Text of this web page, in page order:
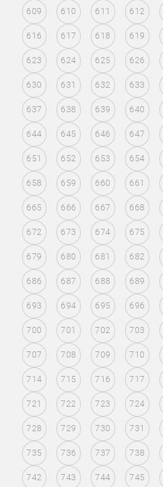
609 610 611 612
616 617 618 619
623 624 625 626
630 631 632 633
637 638 639 640
644 645 646 647
651 652 653 654
658 659 660 661
665 666 667 668
672 673 674 675
679 680 681 682
686 687 688 689
693 694 695 696
700 701 702 703
707 708 709 710
714 715 716 717
721 722 723 724
728 729 730 731
735 736 737 738
742 743 744 745